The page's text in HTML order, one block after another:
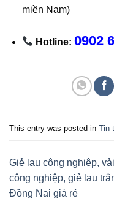
miền Nam)
Hotline: 0902
This entry was posted in Tin
Giẻ lau công nghiệp,
công nghiệp, giẻ lau
Đồng Nai giá rẻ